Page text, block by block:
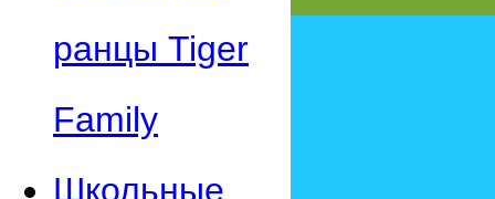
ранцы Tiger
Family
Школьные